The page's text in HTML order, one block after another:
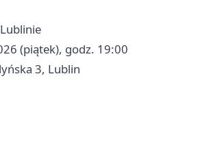
(piątek), godz. 19:00
3, Lublin